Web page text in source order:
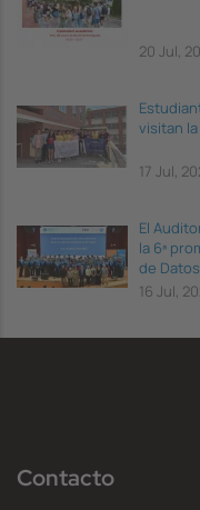
20 Jul,
visitan la
17 Jul,
El
la 6ª
de Datos
16 Jul,
Contacto